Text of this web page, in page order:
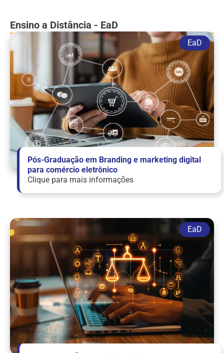
Ensino a Distância - EaD
Pós-Graduação em Branding e marketing digital
para comércio eletrônico
Clique para mais informações